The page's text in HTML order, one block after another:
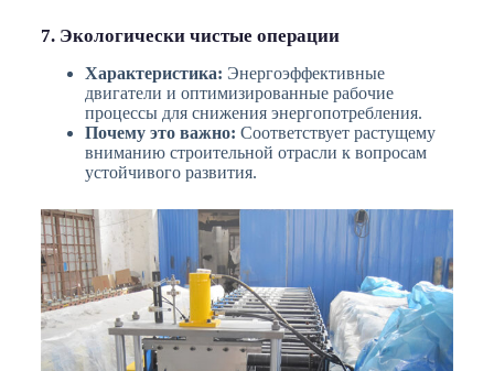
7. Экологически чистые операции
Характеристика: Энергоэффективные
двигатели и оптимизированные рабочие
процессы для снижения энергопотребления.
Почему это важно: Соответствует растущему
вниманию строительной отрасли к вопросам
устойчивого развития.